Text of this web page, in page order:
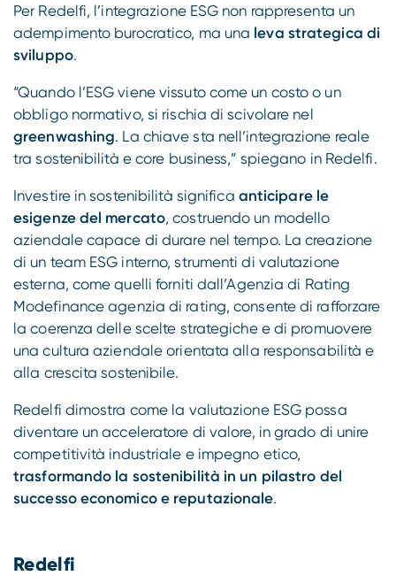
Per Redelfi, l’integrazione ESG non rappresenta un
adempimento burocratico, ma una leva strategica di
sviluppo.
“Quando l’ESG viene vissuto come un costo o un
obbligo normativo, si rischia di scivolare nel
greenwashing. La chiave sta nell’integrazione reale
tra sostenibilità e core business,” spiegano in Redelfi.
Investire in sostenibilità significa anticipare le
esigenze del mercato, costruendo un modello
aziendale capace di durare nel tempo. La creazione
di un team ESG interno, strumenti di valutazione
esterna, come quelli forniti dall’Agenzia di Rating
Modefinance agenzia di rating, consente di rafforzare
la coerenza delle scelte strategiche e di promuovere
una cultura aziendale orientata alla responsabilità e
alla crescita sostenibile.
Redelfi dimostra come la valutazione ESG possa
diventare un acceleratore di valore, in grado di unire
competitività industriale e impegno etico,
trasformando la sostenibilità in un pilastro del
successo economico e reputazionale.
Redelfi